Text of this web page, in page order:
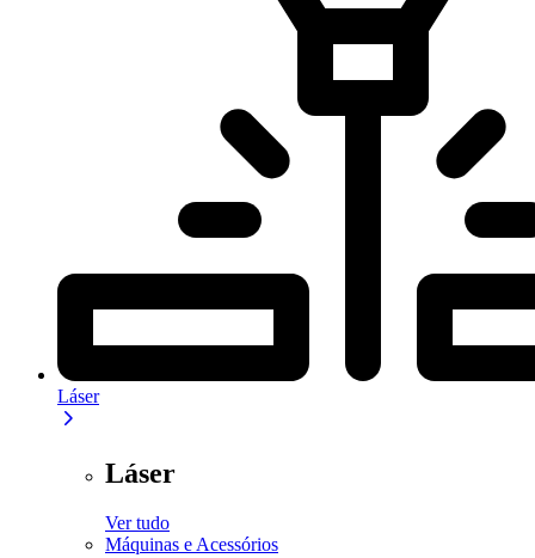
Láser
Láser
Ver tudo
Máquinas e Acessórios